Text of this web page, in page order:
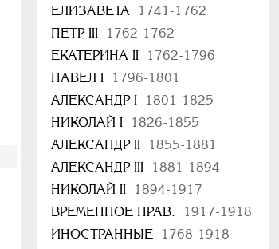
ЕЛИЗАВЕТА
1741-1762
ПЕТР III
1762-1762
ЕКАТЕРИНА II
1762-1796
ПАВЕЛ I
1796-1801
АЛЕКСАНДР I
1801-1825
НИКОЛАЙ I
1826-1855
АЛЕКСАНДР II
1855-1881
АЛЕКСАНДР III
1881-1894
НИКОЛАЙ II
1894-1917
ВРЕМЕННОЕ ПРАВ.
1917-1918
ИНОСТРАННЫЕ
1768-1918